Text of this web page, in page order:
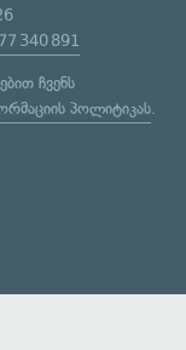
340 891
ჩვენს
პოლიტიკას.